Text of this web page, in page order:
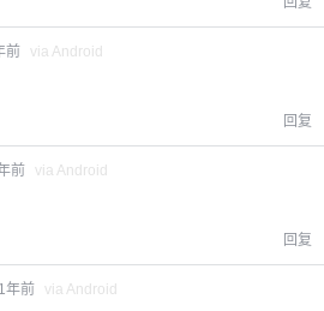
5 10
付费内容
¥
前 via Android
回复
前 via Android
回复
1年前 via Android